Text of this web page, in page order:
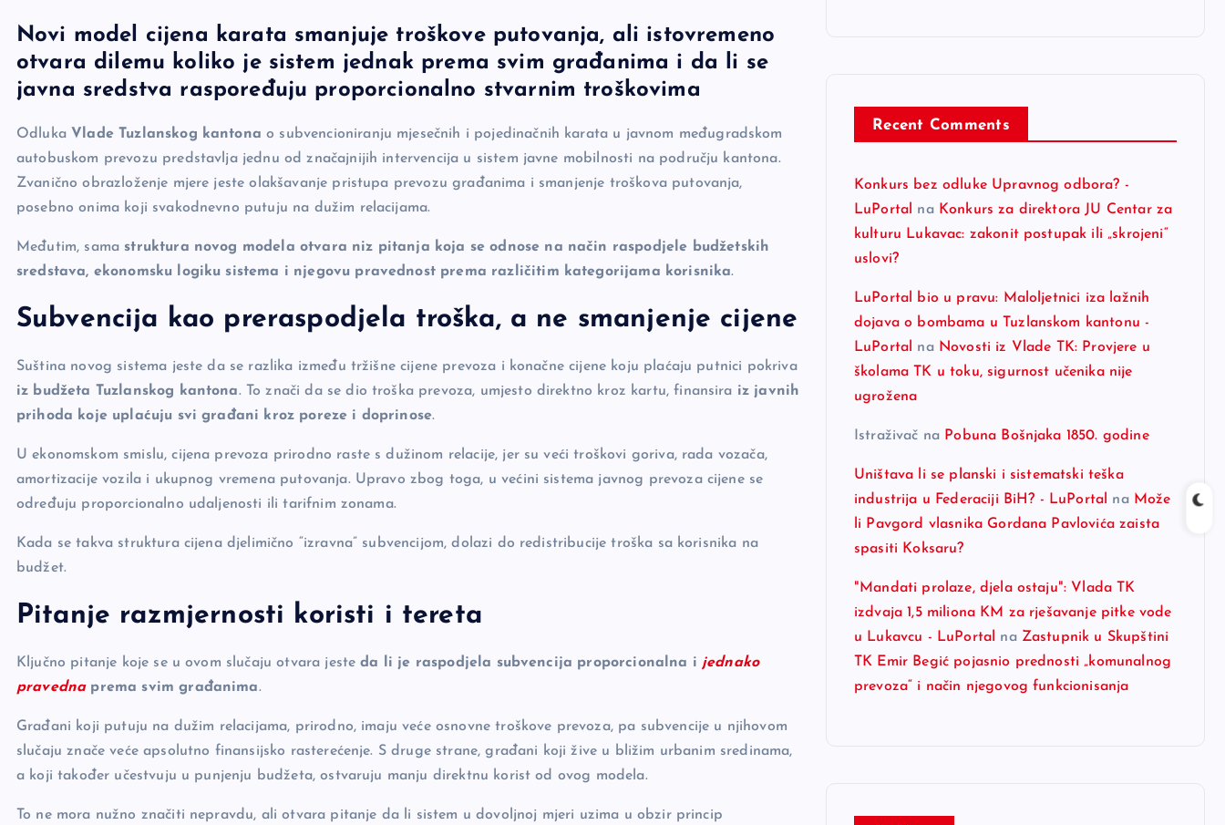
c
e
b
o
o
k
p
y
Li
n
k
se
n
g
er
er ar
e
Novi model cijena karata smanjuje troškove putovanja, ali istovremeno
otvara dilemu koliko je sistem jednak prema svim građanima i da li se
javna sredstva raspoređuju proporcionalno stvarnim troškovima
Odluka Vlade Tuzlanskog kantona o subvencioniranju mjesečnih i pojedinačnih karata u javnom međugradskom
autobuskom prevozu predstavlja jednu od značajnijih intervencija u sistem javne mobilnosti na području kantona.
Zvanično obrazloženje mjere jeste olakšavanje pristupa prevozu građanima i smanjenje troškova putovanja,
posebno onima koji svakodnevno putuju na dužim relacijama.
Međutim, sama struktura novog modela otvara niz pitanja koja se odnose na način raspodjele budžetskih
sredstava, ekonomsku logiku sistema i njegovu pravednost prema različitim kategorijama korisnika.
Subvencija kao preraspodjela troška, a ne smanjenje cijene
Suština novog sistema jeste da se razlika između tržišne cijene prevoza i konačne cijene koju plaćaju putnici pokriva
iz budžeta Tuzlanskog kantona. To znači da se dio troška prevoza, umjesto direktno kroz kartu, finansira iz javnih
prihoda koje uplaćuju svi građani kroz poreze i doprinose.
U ekonomskom smislu, cijena prevoza prirodno raste s dužinom relacije, jer su veći troškovi goriva, rada vozača,
amortizacije vozila i ukupnog vremena putovanja. Upravo zbog toga, u većini sistema javnog prevoza cijene se
određuju proporcionalno udaljenosti ili tarifnim zonama.
Kada se takva struktura cijena djelimično “izravna” subvencijom, dolazi do redistribucije troška sa korisnika na
budžet.
Pitanje razmjernosti koristi i tereta
Ključno pitanje koje se u ovom slučaju otvara jesteda li je raspodjela subvencija proporcionalna i jednako
pravednaprema svim građanima.
Građani koji putuju na dužim relacijama, prirodno, imaju veće osnovne troškove prevoza, pa subvencije u njihovom
slučaju znače veće apsolutno finansijsko rasterećenje. S druge strane, građani koji žive u bližim urbanim sredinama,
a koji također učestvuju u punjenju budžeta, ostvaruju manju direktnu korist od ovog modela.
To ne mora nužno značiti nepravdu, ali otvara pitanje da li sistem u dovoljnoj mjeri uzima u obzir princip
Recent Comments
Konkurs bez odluke Upravnog odbora? -
LuPortal
na Konkurs za direktora JU Centar za
kulturu Lukavac: zakonit postupak ili „skrojeni“
uslovi?
LuPortal bio u pravu: Maloljetnici iza lažnih
dojava o bombama u Tuzlanskom kantonu -
LuPortal
na Novosti iz Vlade TK: Provjere u
školama TK u toku, sigurnost učenika nije
ugrožena
Istraživač na Pobuna Bošnjaka 1850. godine
Uništava li se planski i sistematski teška
industrija u Federaciji BiH? - LuPortal
na Može
li Pavgord vlasnika Gordana Pavlovića zaista
spasiti Koksaru?
"Mandati prolaze, djela ostaju": Vlada TK
izdvaja 1,5 miliona KM za rješavanje pitke vode
u Lukavcu - LuPortal
na Zastupnik u Skupštini
TK Emir Begić pojasnio prednosti „komunalnog
prevoza“ i način njegovog funkcionisanja